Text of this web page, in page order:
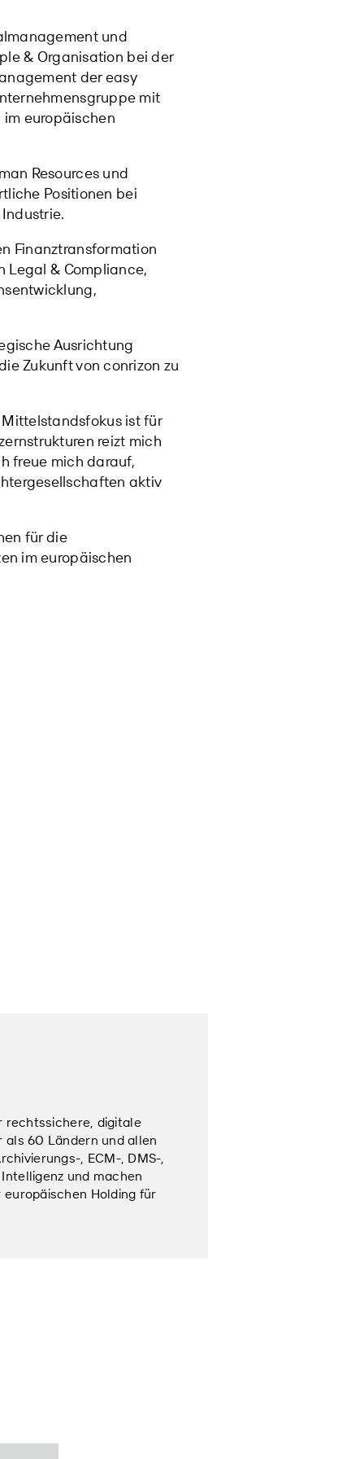
und
& Organisation bei der
der easy
mit
europäischen
Resources und
Positionen bei
Finanztransformation
Legal & Compliance,
Ausrichtung
Zukunft von conrizon zu
Mittelstandsfokus ist für
reizt mich
freue mich darauf,
aktiv
für die
im europäischen
rechtssichere, digitale
als 60 Ländern und allen
, ECM-, DMS-,
und machen
Holding für